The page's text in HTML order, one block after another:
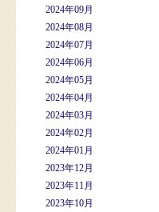
2024年09月
2024年08月
2024年07月
2024年06月
2024年05月
2024年04月
2024年03月
2024年02月
2024年01月
2023年12月
2023年11月
2023年10月